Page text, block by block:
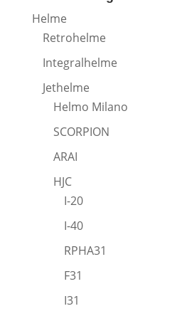
Helme
Retrohelme
Integralhelme
Jethelme
Helmo Milano
SCORPION
ARAI
HJC
I-20
I-40
RPHA31
F31
I31